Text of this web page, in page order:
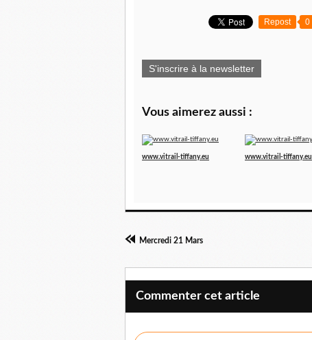
Repost 0
S'inscrire à la newsletter
Vous aimerez aussi :
www.vitrail-tiffany.eu
www.vitrail-tiffany.eu
Mercredi 21 Mars
Commenter cet article